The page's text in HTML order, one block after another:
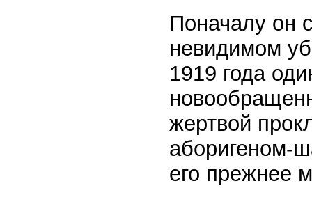
Поначалу он
невидимом
1919 года
жертвой
аборигеном-
его прежнее